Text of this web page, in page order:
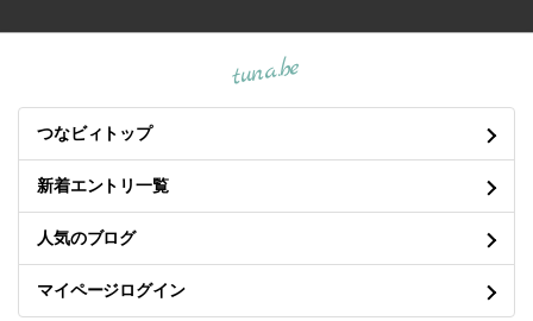
tuna.be
つなビィトップ
新着エントリ一覧
人気のブログ
マイページログイン